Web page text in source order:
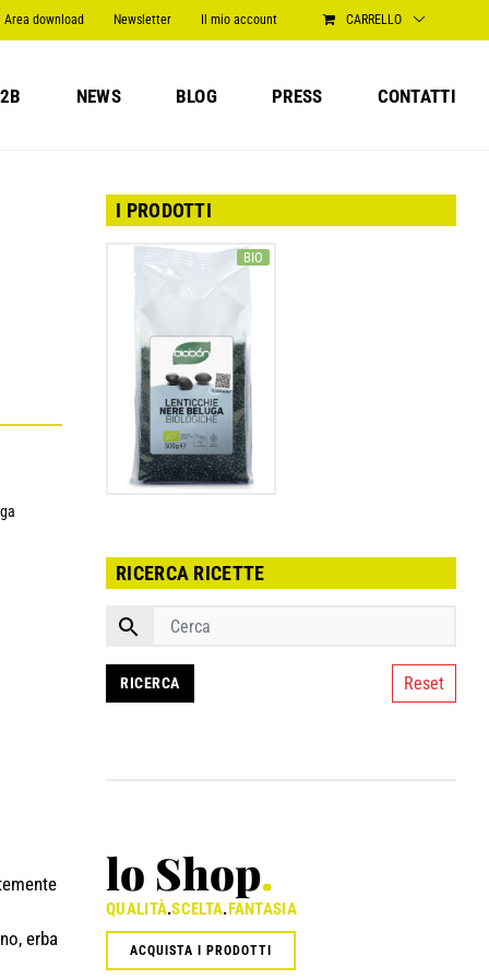
Area download Newsletter Il mio account CARRELLO
NEWS BLOG PRESS CONTATTI
erba
I PRODOTTI
BIO
RICERCA RICETTE
Reset
lo Shop.
QUALITÀ.SCELTA.FANTASIA
ACQUISTA I PRODOTTI